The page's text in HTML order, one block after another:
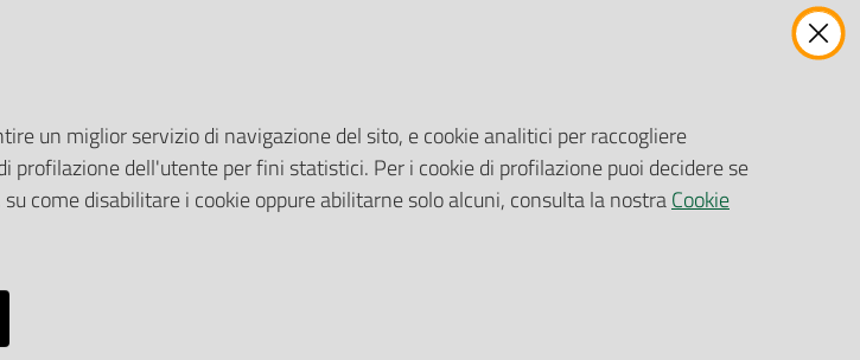
Pubblicità legale
Albo Pretorio
Privacy Policy
Attuazione Misure PNRR
Gare e Appalti
Richiesta Patrocinio
un miglior servizio di navigazione del sito, e cookie analitici per raccogliere
dell'utente per fini statistici. Per i cookie di profilazione puoi decidere se
come disabilitare i cookie oppure abilitarne solo alcuni, consulta la nostraCookie